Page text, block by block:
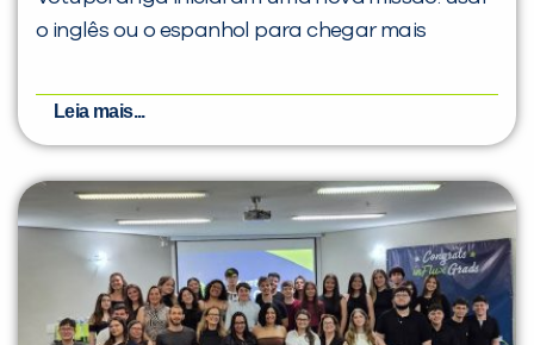
o inglês ou o espanhol para chegar mais
Leia mais...